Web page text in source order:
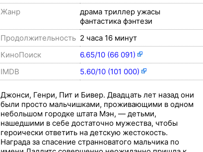
Жанр
драма триллер ужасы
фантастика фэнтези
Продолжительность 2 часа 16 минут
КиноПоиск
6.65/10 (66 091)
IMDB
5.60/10 (101 000)
Джонси, Генри, Пит и Бивер. Двадцать лет назад они
были просто мальчишками, проживающими в одном
небольшом городке штата Мэн, — детьми,
нашедшими в себе достаточно мужества, чтобы
героически ответить на детскую жестокость.
Награда за спасение странноватого мальчика по